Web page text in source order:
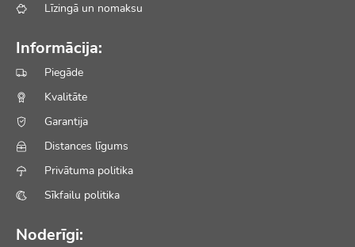
Līzingā un nomaksu
Informācija:
Piegāde
Kvalitāte
Garantija
Distances līgums
Privātuma politika
Sīkfailu politika
Noderīgi: